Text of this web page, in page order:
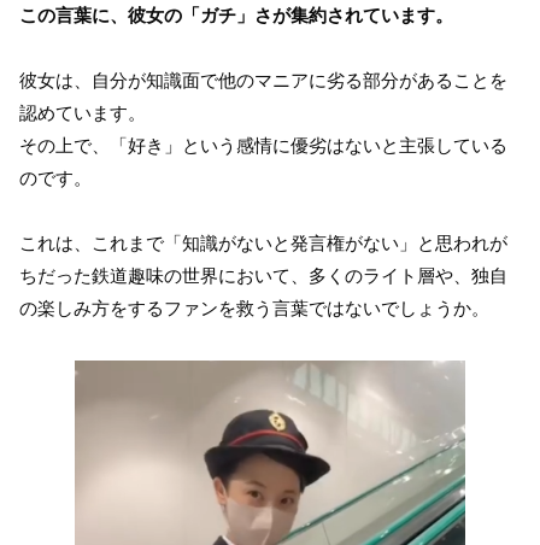
この言葉に、彼女の「ガチ」さが集約されています。
彼女は、自分が知識面で他のマニアに劣る部分があることを
認めています。
その上で、「好き」という感情に優劣はないと主張している
のです。
これは、これまで「知識がないと発言権がない」と思われが
ちだった鉄道趣味の世界において、多くのライト層や、独自
の楽しみ方をするファンを救う言葉ではないでしょうか。